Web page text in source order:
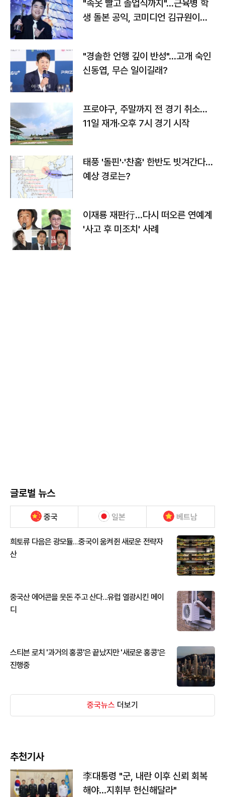
"속옷 빨고 졸업식까지"…근육병 학
생 돌본 공익, 코미디언 김규원이었
"경솔한 언행 깊이 반성"…고개 숙인
신동엽, 무슨 일이길래?
프로야구, 주말까지 전 경기 취소…
11일 재개·오후 7시 경기 시작
태풍 '돌핀'·'찬홈' 한반도 빗겨간다…
예상 경로는?
이재룡 재판行…다시 떠오른 연예계
'사고 후 미조치' 사례
글로벌 뉴스
중국 일본 베트남
희토류 다음은 광모듈…중국이 움켜쥔 새로운 전략자
산
중국산 에어콘을 웃돈 주고 산다...유럽 열광시킨 메이
디
스티븐 로치 '과거의 홍콩'은 끝났지만 '새로운 홍콩'은
진행중
중국뉴스 더보기
추천기사
李대통령 "군, 내란 이후 신뢰 회복
해야…지휘부 헌신해달라"